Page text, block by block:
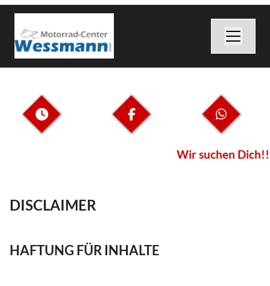
Wir suchen
DISCLAIMER
HAFTUNG FÜR INHALTE